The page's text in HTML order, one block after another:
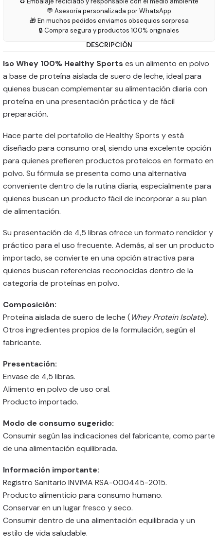
💬 Asesoría personalizada por WhatsApp
🎁 En muchos pedidos enviamos obsequios sorpresa
🔒 Compra segura y productos 100% originales
DESCRIPCIÓN
Iso Whey 100% Healthy Sports es un alimento en polvo
a base de proteína aislada de suero de leche, ideal para
quienes buscan complementar su alimentación diaria con
proteína en una presentación práctica y de fácil
preparación.
Hace parte del portafolio de Healthy Sports y está
diseñado para consumo oral, siendo una excelente opción
para quienes prefieren productos proteicos en formato en
polvo. Su fórmula se presenta como una alternativa
conveniente dentro de la rutina diaria, especialmente para
quienes buscan un producto fácil de incorporar a su plan
de alimentación.
Su presentación de 4,5 libras ofrece un formato rendidor y
práctico para el uso frecuente. Además, al ser un producto
importado, se convierte en una opción atractiva para
quienes buscan referencias reconocidas dentro de la
categoría de proteínas en polvo.
Composición:
Proteína aislada de suero de leche (Whey Protein Isolate).
Otros ingredientes propios de la formulación, según el
fabricante.
Presentación:
Envase de 4,5 libras.
Alimento en polvo de uso oral.
Producto importado.
Modo de consumo sugerido:
Consumir según las indicaciones del fabricante, como parte
de una alimentación equilibrada.
Información importante:
Registro Sanitario INVIMA RSA-000445-2015.
Producto alimenticio para consumo humano.
Conservar en un lugar fresco y seco.
Consumir dentro de una alimentación equilibrada y un
estilo de vida saludable.